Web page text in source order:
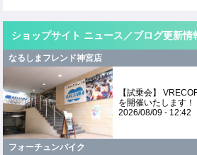
ショップサイト ニュース／ブログ更新情
なるしまフレンド神宮店
【試乗会】
を開催いたします！
2026/08/09 - 12:42
フォーチュンバイク